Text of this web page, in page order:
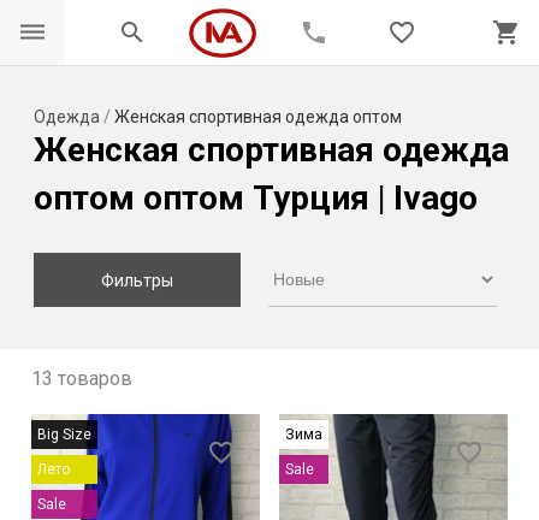
dehaze search phone favorite_border shopping_cart
Одежда / Женская спортивная одежда оптом
Женская спортивная одежда
оптом оптом Турция | Ivago
Фильтры
13 товаров
favorite_border
Big Size
Лето
Sale
favorite_border
Зима
Sale